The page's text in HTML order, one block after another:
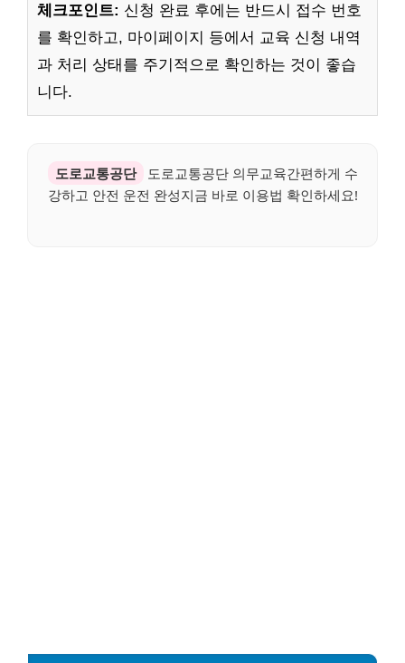
체크포인트: 신청 완료 후에는 반드시 접수 번호
를 확인하고, 마이페이지 등에서 교육 신청 내역
과 처리 상태를 주기적으로 확인하는 것이 좋습
니다.
도로교통공단
도로교통공단 의무교육간편하게 수
강하고 안전 운전 완성지금 바로 이용법 확인하세요!